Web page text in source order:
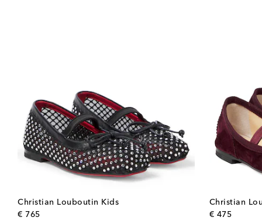
Christian Louboutin Kids
€ 765original price
Christian
€ 475